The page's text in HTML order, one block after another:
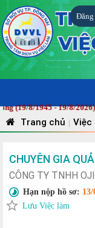
1945 - 19/8/2026) và
Trang chủ | Việc
CHUYÊN GIA
CÔNG TY TNHH
Hạn nộp hồ sơ: 13/
Lưu Việc làm